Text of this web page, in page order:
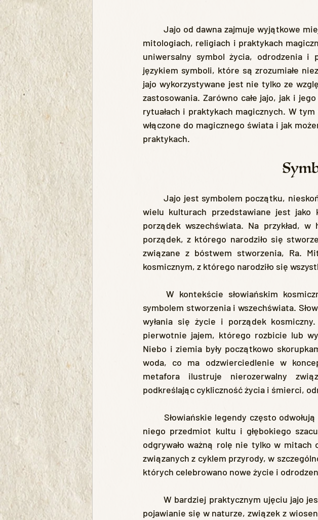
	Jajo od dawna zajmuje wyjątkowe miejsce w ludzkim życiu i kulturze. Jego obecność w
mitologiach, religiach i praktykach
uniwersalny symbol życia, odrodzenia i
językiem symboli, które są zrozumiałe
jajo wykorzystywane jest nie tylko ze
zastosowania. Zarówno całe jajo, jak i
rytuałach i praktykach magicznych. W
włączone do magicznego świata i jak
praktykach.
	Jajo jest symbolem początku, nieskończonych możliwości i całkowitej transformacji. W
wielu kulturach przedstawiane jest jako
porządek wszechświata. Na przykład,
porządek, z którego narodziło się
związane z bóstwem stworzenia, Ra.
kosmicznym, z którego narodziło się
	W kontekście słowiańskim kosmiczne jajo również odgrywa kluczową rolę, będąc
symbolem stworzenia i wszechświata.
wyłania się życie i porządek
pierwotnie jajem, którego rozbicie lub
Niebo i ziemia były początkowo
woda, co ma odzwierciedlenie w
metafora ilustruje nierozerwalny
podkreślając cykliczność życia i śmierci,
niego przedmiot kultu i głębokiego
odgrywało ważną rolę nie tylko w
związanych z cyklem przyrody, w
których celebrowano nowe życie i
	W bardziej praktycznym ujęciu jajo jest symbolem odnowy i odrodzenia. Jego cykliczne
pojawianie się w naturze, związek z